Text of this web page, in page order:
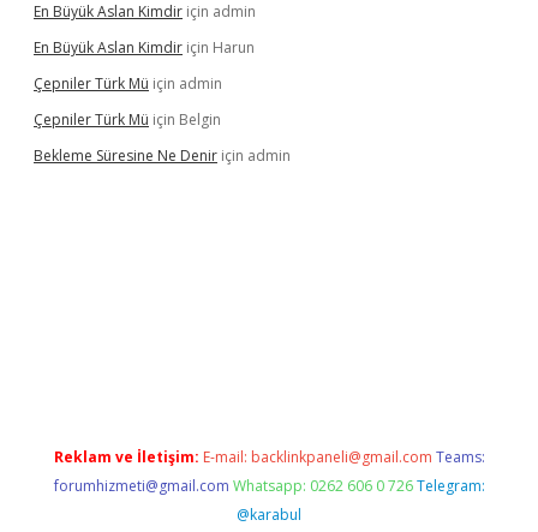
En Büyük Aslan Kimdir için admin
En Büyük Aslan Kimdir için Harun
Çepniler Türk Mü için admin
Çepniler Türk Mü için Belgin
Bekleme Süresine Ne Denir için admin
Reklam ve İletişim: E-mail: backlinkpaneli@gmail.com Teams:
forumhizmeti@gmail.com Whatsapp: 0262 606 0 726 Telegram:
@karabul